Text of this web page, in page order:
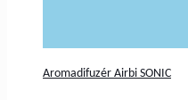
Aromadifuzér Airbi SONIC